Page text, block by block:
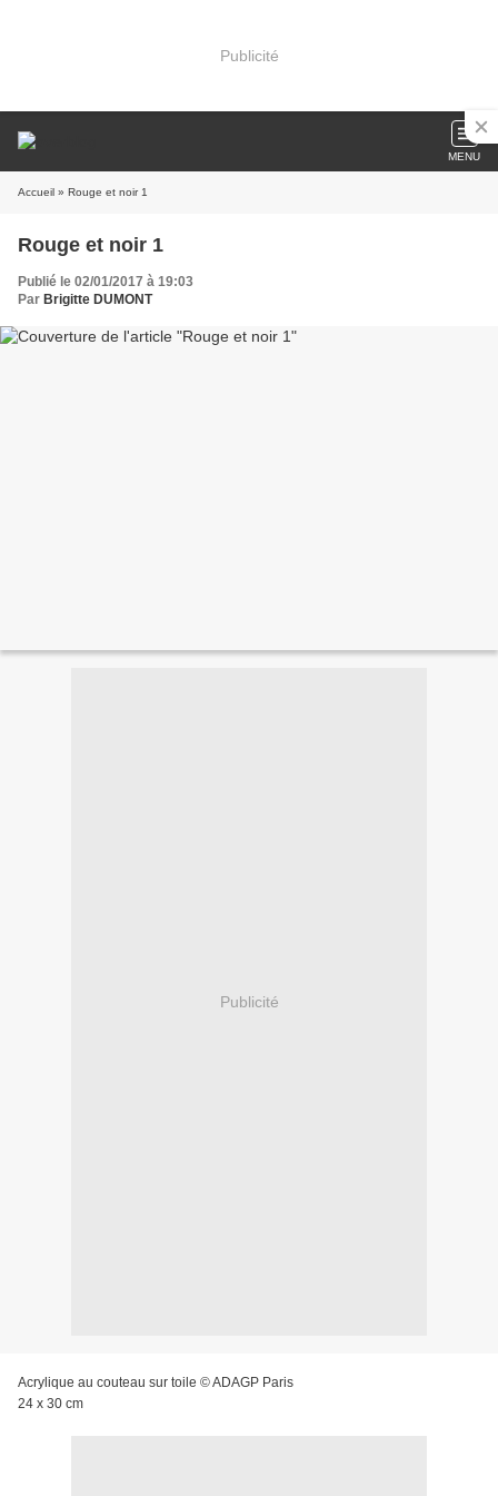
Publicité
MENU
Accueil » Rouge et noir 1
Rouge et noir 1
Publié le 02/01/2017 à 19:03
Par Brigitte DUMONT
Publicité
Acrylique au couteau sur toile © ADAGP Paris
24 x 30 cm